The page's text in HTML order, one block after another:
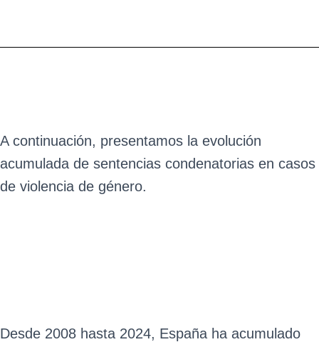
A continuación, presentamos la evolución
acumulada de sentencias condenatorias en casos
de violencia de género.
Desde 2008 hasta 2024, España ha acumulado